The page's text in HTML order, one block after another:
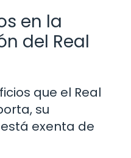
en la
del Real
que el Real
su
exenta de